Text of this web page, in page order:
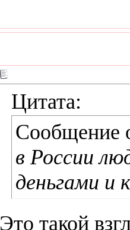
Цитата:
Сообщение
в России
деньгами и
Это такой